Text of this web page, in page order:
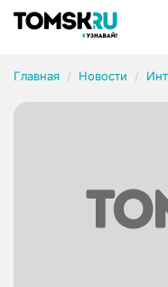
Главная Новости